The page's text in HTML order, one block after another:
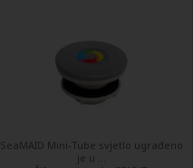
SeaMAID Mini-Tube svjetlo ugrađeno
je u ...